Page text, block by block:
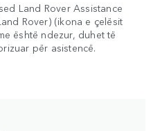
Land Rover Assistance
Rover) (ikona e çelësit
është ndezur, duhet të
për asistencë.